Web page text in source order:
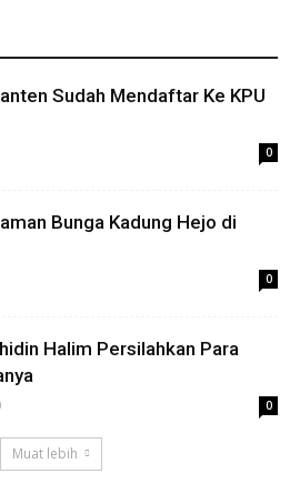
Sudah Mendaftar Ke KPU
0
Bunga Kadung Hejo di
0
Halim Persilahkan Para
0
Muat lebih